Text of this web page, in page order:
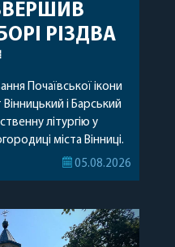
РІЗДВА
Почаївської ікони
і Барський
літургію у
міста Вінниці.
співслужили
підносилися
за воїнів, які
05.08.2026